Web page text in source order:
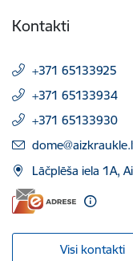
Kontakti
+371 65133925
+371 65133934
+371 65133930
E-pasts:
Lāčplēša iela 1A,
Visi kontakti